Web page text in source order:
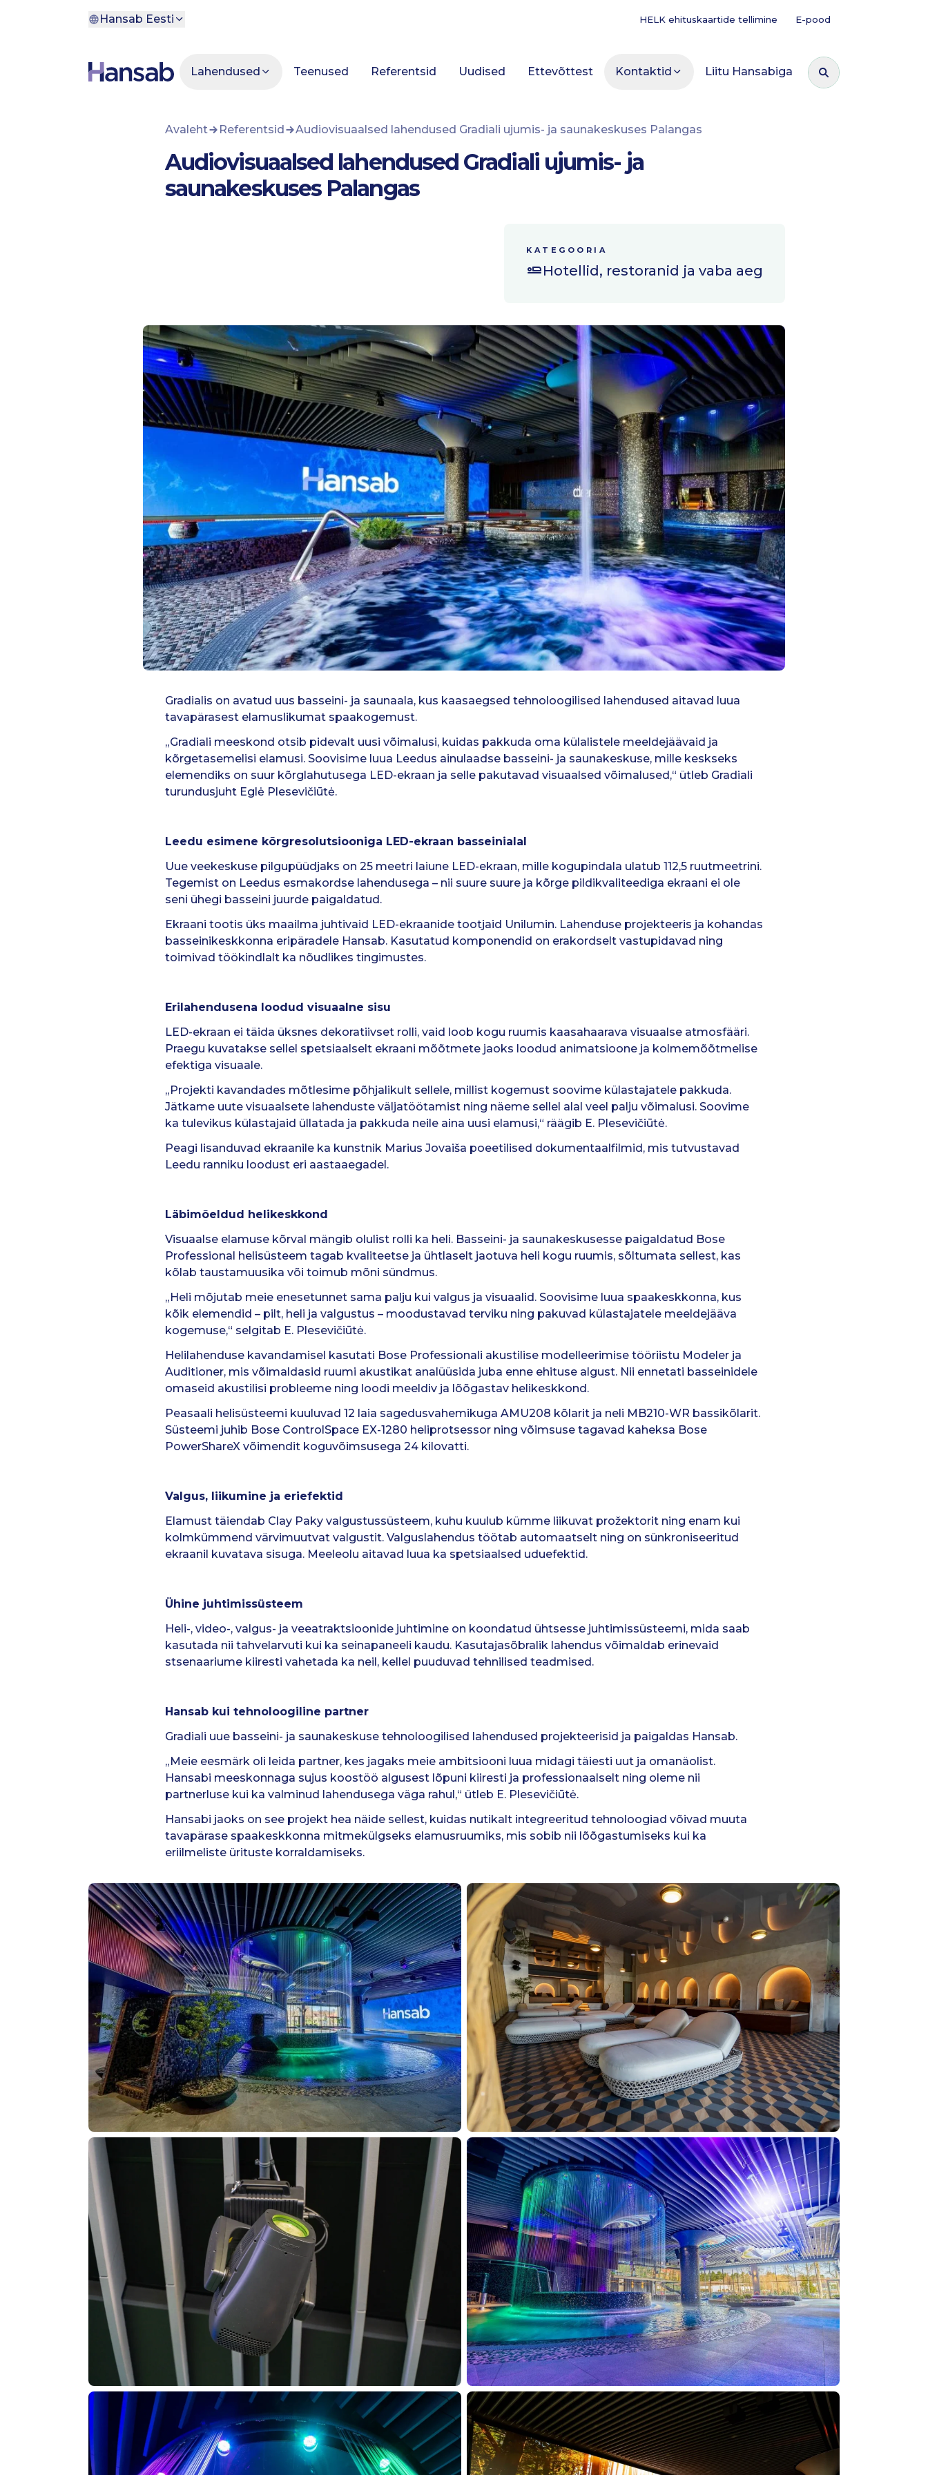
Hansab Eesti
HELK ehituskaartide tellimine E-pood
Lahendused Teenused Referentsid Uudised Ettevõttest Kontaktid Liitu Hansabiga
Otsi:
Avaleht Referentsid Audiovisuaalsed lahendused Gradiali ujumis- ja saunakeskuses Palangas
Audiovisuaalsed lahendused Gradiali ujumis- ja
saunakeskuses Palangas
KATEGOORIA
Hotellid, restoranid ja vaba aeg
Gradialis on avatud uus basseini- ja saunaala, kus kaasaegsed tehnoloogilised lahendused aitavad luua
tavapärasest elamuslikumat spaakogemust.
„Gradiali meeskond otsib pidevalt uusi võimalusi, kuidas pakkuda oma külalistele meeldejäävaid ja
kõrgetasemelisi elamusi. Soovisime luua Leedus ainulaadse basseini- ja saunakeskuse, mille keskseks
elemendiks on suur kõrglahutusega LED-ekraan ja selle pakutavad visuaalsed võimalused,“ ütleb Gradiali
turundusjuht Eglė Plesevičiūtė.
Leedu esimene kõrgresolutsiooniga LED-ekraan basseinialal
Uue veekeskuse pilgupüüdjaks on 25 meetri laiune LED-ekraan, mille kogupindala ulatub 112,5 ruutmeetrini.
Tegemist on Leedus esmakordse lahendusega – nii suure suure ja kõrge pildikvaliteediga ekraani ei ole
seni ühegi basseini juurde paigaldatud.
Ekraani tootis üks maailma juhtivaid LED-ekraanide tootjaid Unilumin. Lahenduse projekteeris ja kohandas
basseinikeskkonna eripäradele Hansab. Kasutatud komponendid on erakordselt vastupidavad ning
toimivad töökindlalt ka nõudlikes tingimustes.
Erilahendusena loodud visuaalne sisu
LED-ekraan ei täida üksnes dekoratiivset rolli, vaid loob kogu ruumis kaasahaarava visuaalse atmosfääri.
Praegu kuvatakse sellel spetsiaalselt ekraani mõõtmete jaoks loodud animatsioone ja kolmemõõtmelise
efektiga visuaale.
„Projekti kavandades mõtlesime põhjalikult sellele, millist kogemust soovime külastajatele pakkuda.
Jätkame uute visuaalsete lahenduste väljatöötamist ning näeme sellel alal veel palju võimalusi. Soovime
ka tulevikus külastajaid üllatada ja pakkuda neile aina uusi elamusi,“ räägib E. Plesevičiūtė.
Peagi lisanduvad ekraanile ka kunstnik Marius Jovaiša poeetilised dokumentaalfilmid, mis tutvustavad
Leedu ranniku loodust eri aastaaegadel.
Läbimõeldud helikeskkond
Visuaalse elamuse kõrval mängib olulist rolli ka heli. Basseini- ja saunakeskusesse paigaldatud Bose
Professional helisüsteem tagab kvaliteetse ja ühtlaselt jaotuva heli kogu ruumis, sõltumata sellest, kas
kõlab taustamuusika või toimub mõni sündmus.
„Heli mõjutab meie enesetunnet sama palju kui valgus ja visuaalid. Soovisime luua spaakeskkonna, kus
kõik elemendid – pilt, heli ja valgustus – moodustavad terviku ning pakuvad külastajatele meeldejääva
kogemuse,“ selgitab E. Plesevičiūtė.
Helilahenduse kavandamisel kasutati Bose Professionali akustilise modelleerimise tööriistu Modeler ja
Auditioner, mis võimaldasid ruumi akustikat analüüsida juba enne ehituse algust. Nii ennetati basseinidele
omaseid akustilisi probleeme ning loodi meeldiv ja lõõgastav helikeskkond.
Peasaali helisüsteemi kuuluvad 12 laia sagedusvahemikuga AMU208 kõlarit ja neli MB210-WR bassikõlarit.
Süsteemi juhib Bose ControlSpace EX-1280 heliprotsessor ning võimsuse tagavad kaheksa Bose
PowerShareX võimendit koguvõimsusega 24 kilovatti.
Valgus, liikumine ja eriefektid
Elamust täiendab Clay Paky valgustussüsteem, kuhu kuulub kümme liikuvat prožektorit ning enam kui
kolmkümmend värvimuutvat valgustit. Valguslahendus töötab automaatselt ning on sünkroniseeritud
ekraanil kuvatava sisuga. Meeleolu aitavad luua ka spetsiaalsed uduefektid.
Ühine juhtimissüsteem
Heli-, video-, valgus- ja veeatraktsioonide juhtimine on koondatud ühtsesse juhtimissüsteemi, mida saab
kasutada nii tahvelarvuti kui ka seinapaneeli kaudu. Kasutajasõbralik lahendus võimaldab erinevaid
stsenaariume kiiresti vahetada ka neil, kellel puuduvad tehnilised teadmised.
Hansab kui tehnoloogiline partner
Gradiali uue basseini- ja saunakeskuse tehnoloogilised lahendused projekteerisid ja paigaldas Hansab.
„Meie eesmärk oli leida partner, kes jagaks meie ambitsiooni luua midagi täiesti uut ja omanäolist.
Hansabi meeskonnaga sujus koostöö algusest lõpuni kiiresti ja professionaalselt ning oleme nii
partnerluse kui ka valminud lahendusega väga rahul,“ ütleb E. Plesevičiūtė.
Hansabi jaoks on see projekt hea näide sellest, kuidas nutikalt integreeritud tehnoloogiad võivad muuta
tavapärase spaakeskkonna mitmekülgseks elamusruumiks, mis sobib nii lõõgastumiseks kui ka
eriilmeliste ürituste korraldamiseks.